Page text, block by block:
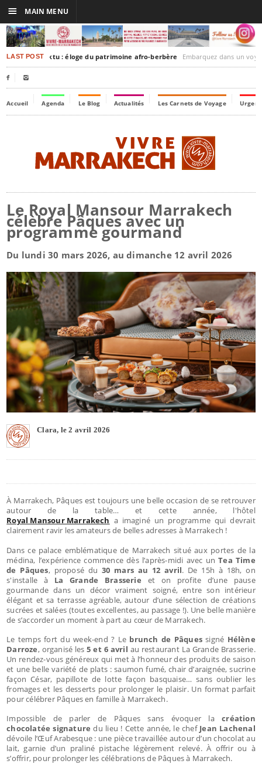
LAST POST
Timbuktu : éloge du patrimoine afro-berbère Embarquez dans un voyage culturel dans le
 
Accueil Agenda Le Blog Actualités Les Carnets de Voyage
Le Royal Mansour Marrakech
célèbre Pâques avec un
programme gourmand
Du lundi 30 mars 2026, au dimanche 12 avril 2026
Clara, le 2 avril 2026
À Marrakech, Pâques est toujours une belle occasion de se retrouver
autour de la table… et cette année, l'hôtel
Royal Mansour Marrakech a imaginé un programme qui devrait
clairement ravir les amateurs de belles adresses à Marrakech !
Dans ce palace emblématique de Marrakech situé aux portes de la
médina, l’expérience commence dès l’après-midi avec unTea Time
de Pâques, proposé du 30 mars au 12 avril. De 15h à 18h, on
s'installe à La Grande Brasserie et
on profite d’une pause
gourmande dans un décor vraiment soigné, entre son intérieur
élégant et sa terrasse agréable, autour d’une sélection de créations
sucrées et salées (toutes excellentes, au passage !). Une belle manière
de s’accorder un moment à part au cœur de Marrakech.
Le temps fort du week-end ? Le brunch de Pâquessigné Hélène
Darroze, organisé les5 et 6 avril au restaurant La Grande Brasserie.
Un rendez-vous généreux qui met à l’honneur des produits de saison
et une belle variété de plats : saumon fumé, chair d’araignée, sucrine
façon César, papillote de lotte façon basquaise… sans oublier les
fromages et les desserts pour prolonger le plaisir. Un format parfait
pour célébrer Pâques en famille à Marrakech.
Impossible de parler de Pâques sans évoquer lacréation
chocolatée signature du lieu ! Cette année, le chef Jean Lachenal
dévoile l’Œuf Arabesque : une pièce travaillée autour d’un chocolat au
lait, garnie d’un praliné pistache légèrement relevé. À offrir ou à
s’offrir, pour prolonger les célébrations de Pâques à Marrakech.
☰ MAIN MENU